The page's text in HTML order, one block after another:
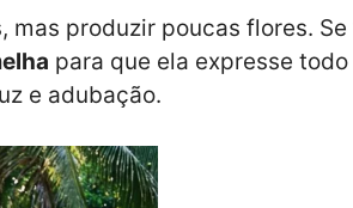
mas produzir poucas flores. Se
para que ela expresse todo
e adubação.